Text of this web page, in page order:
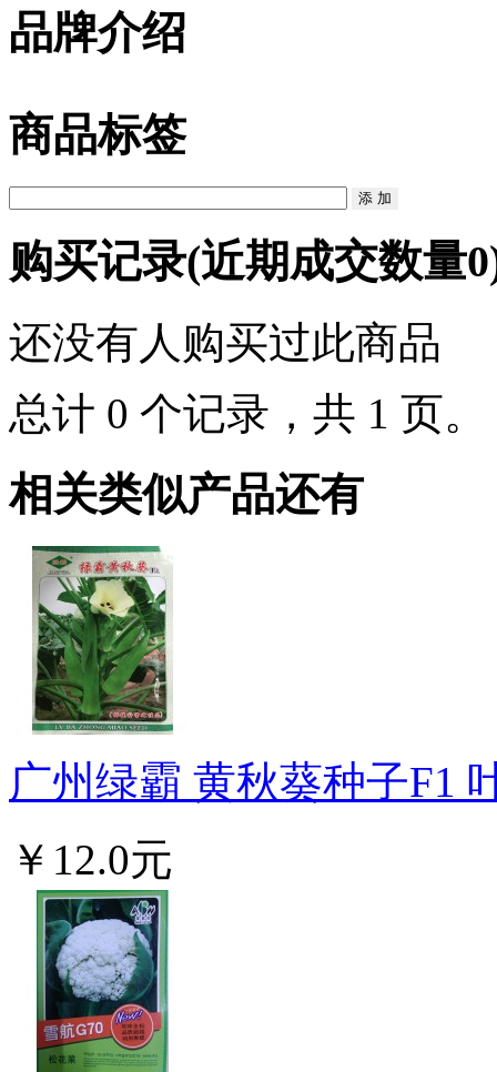
品牌介绍
商品标签
购买记录(近期成交数量0
还没有人购买过此商品
总计 0 个记录，共 1 页。
相关类似产品还有
广州绿霸 黄秋葵种子F1
￥12.0元